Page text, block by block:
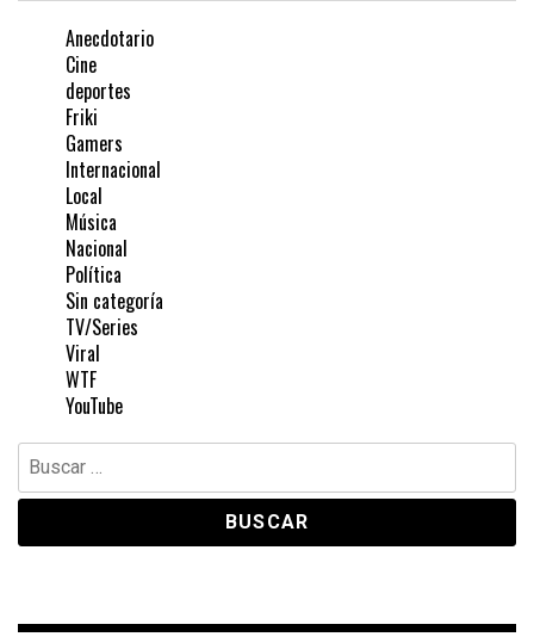
Anecdotario
Cine
deportes
Friki
Gamers
Internacional
Local
Música
Nacional
Política
Sin categoría
TV/Series
Viral
WTF
YouTube
Buscar: